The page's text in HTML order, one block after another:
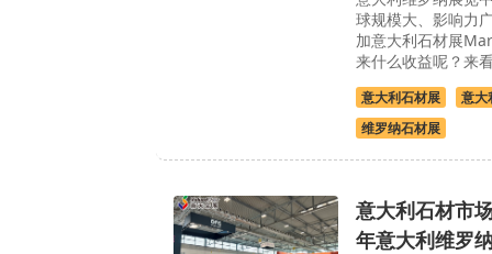
球规模大、影响力
加意大利石材展
来什么收益呢？来
意大利石材展
意大
维罗纳石材展
意大利石材市
年意大利维罗